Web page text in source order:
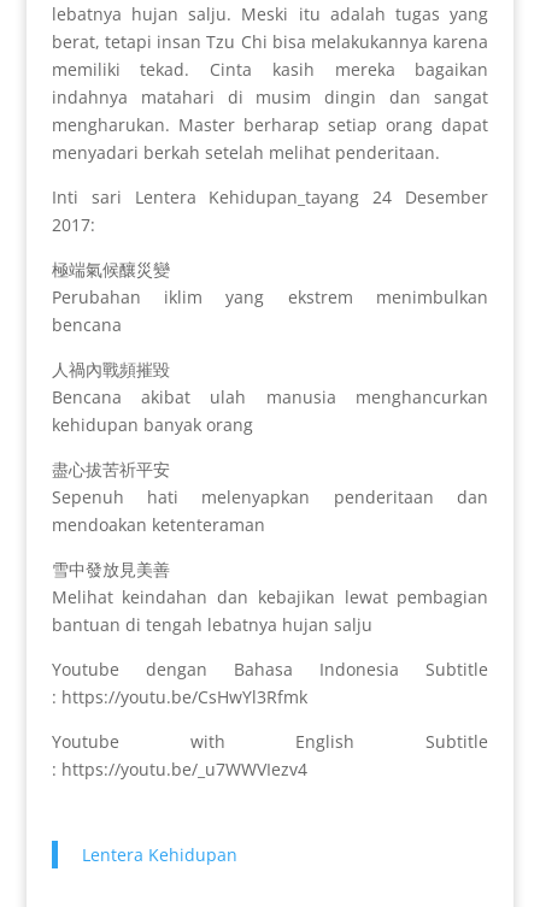
lebatnya hujan salju. Meski itu adalah tugas yang
berat, tetapi insan Tzu Chi bisa melakukannya karena
memiliki tekad. Cinta kasih mereka bagaikan
indahnya matahari di musim dingin dan sangat
mengharukan. Master berharap setiap orang dapat
menyadari berkah setelah melihat penderitaan.
Inti sari Lentera Kehidupan_tayang 24 Desember
2017:
極端氣候釀災變
Perubahan iklim yang ekstrem menimbulkan
bencana
人禍內戰頻摧毀
Bencana akibat ulah manusia menghancurkan
kehidupan banyak orang
盡心拔苦祈平安
Sepenuh hati melenyapkan penderitaan dan
mendoakan ketenteraman
雪中發放見美善
Melihat keindahan dan kebajikan lewat pembagian
bantuan di tengah lebatnya hujan salju
Youtube dengan Bahasa Indonesia Subtitle
: https://youtu.be/CsHwYl3Rfmk
Youtube with English Subtitle
: https://youtu.be/_u7WWVIezv4
Lentera Kehidupan